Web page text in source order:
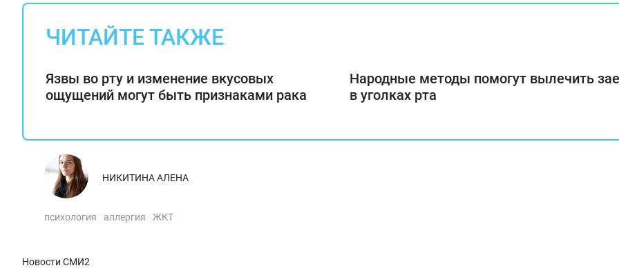
ЧИТАЙТЕ ТАКЖЕ
Язвы во рту и изменение вкусовых
ощущений могут быть признаками рака
Народные методы помогут вылечить
в уголках рта
НИКИТИНА АЛЕНА
психология аллергия ЖКТ
Новости СМИ2